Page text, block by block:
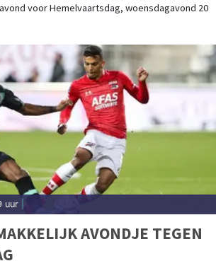
voor Hemelvaartsdag, woensdagavond 20
uur
AVONDJE TEGEN